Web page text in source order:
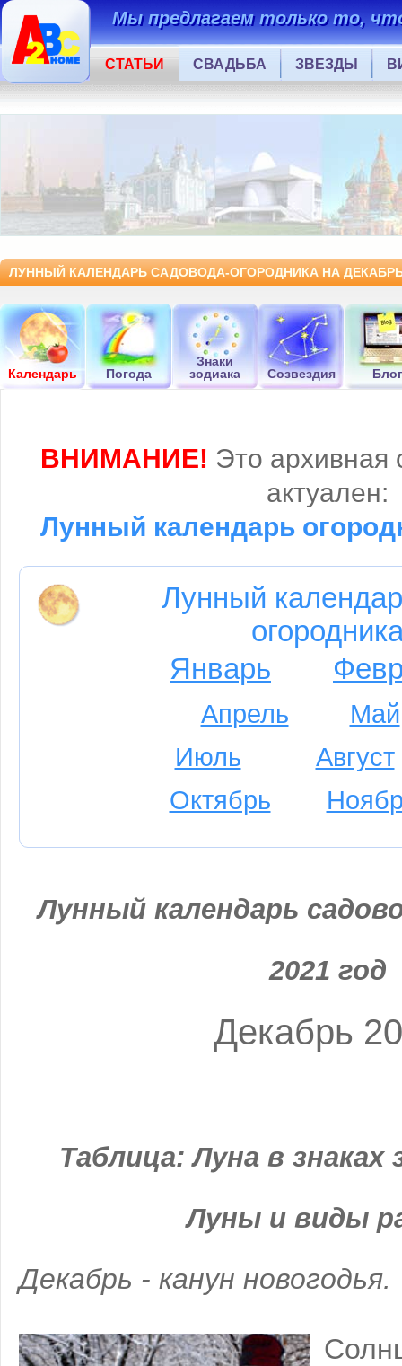
Мы предлагаем только то,
СТАТЬИ СВАДЬБА ЗВЕЗДЫ
ЛУННЫЙ КАЛЕНДАРЬ САДОВОДА-ОГОРОДНИКА НА ДЕКАБРЬ
Календарь Погода
Знаки
зодиака
Созвездия Блог
ВНИМАНИЕ! Это архивная
актуален:
Лунный календарь
Лунный
Январь
Апрель
Май
Июль
Август
Октябрь
Лунный календарь
2021 год
Декабрь
Таблица: Луна в знаках
Луны и виды
Декабрь - канун новогодья.